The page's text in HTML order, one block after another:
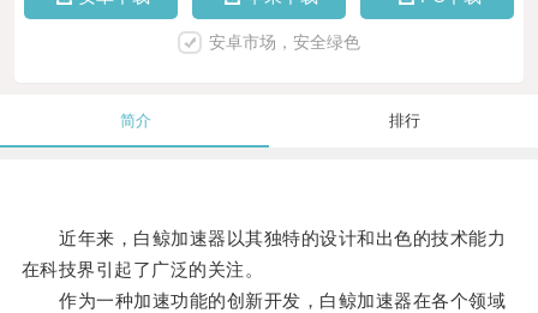
安卓市场，安全绿色
简介 排行
近年来，白鲸加速器以其独特的设计和出色的技术能力
在科技界引起了广泛的关注。
作为一种加速功能的创新开发，白鲸加速器在各个领域